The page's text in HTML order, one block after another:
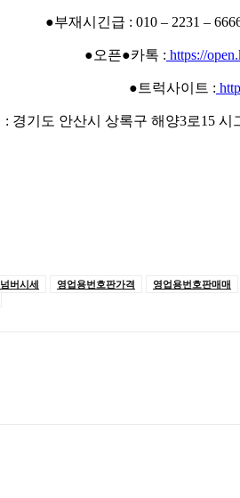
●부재시긴급 : 010 – 2231 –
●오픈●카톡 : https://
●트럭사이트 :
: 경기도 안산시 상록구 해양3로15
버시세 영업용번호판가격 영업용번호판매매